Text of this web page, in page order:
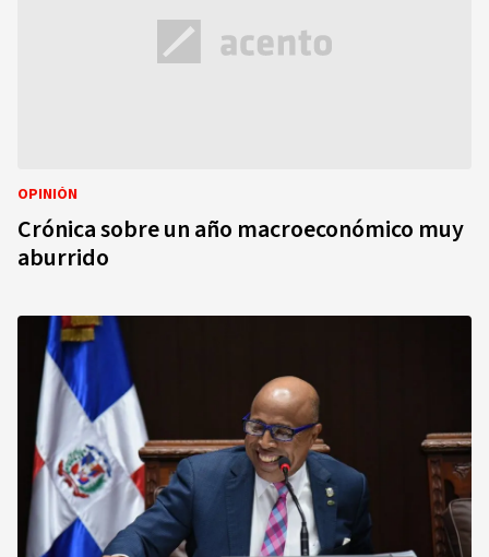
OPINIÓN
Crónica sobre un año macroeconómico muy
aburrido